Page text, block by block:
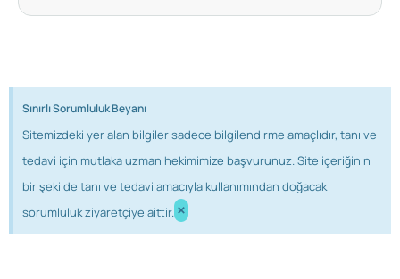
Sınırlı Sorumluluk Beyanı
Sitemizdeki yer alan bilgiler sadece bilgilendirme amaçlıdır, tanı ve
tedavi için mutlaka uzman hekimimize başvurunuz. Site içeriğinin
bir şekilde tanı ve tedavi amacıyla kullanımından doğacak
sorumluluk ziyaretçiye aittir. ×